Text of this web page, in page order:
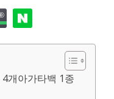
개아가타백 1종